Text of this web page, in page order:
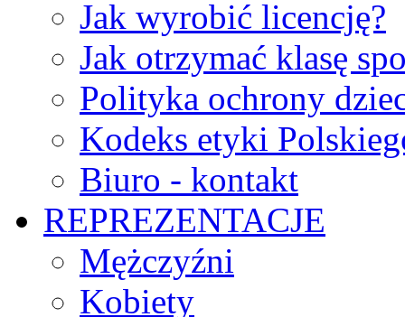
Jak wyrobić licencję?
Jak otrzymać klasę
Polityka ochrony
Kodeks etyki
Biuro - kontakt
REPREZENTACJE
Mężczyźni
Kobiety